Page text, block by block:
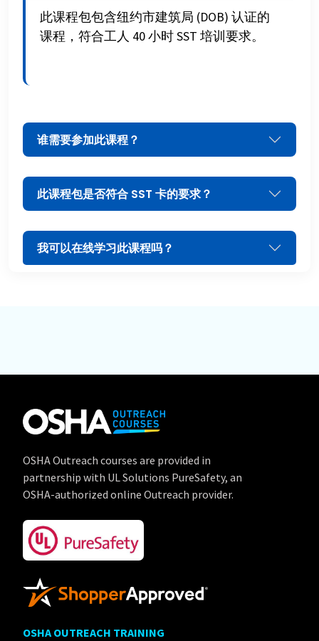
此课程包包含纽约市建筑局 (DOB) 认证的
课程，符合工人 40 小时 SST 培训要求。
谁需要参加此课程？
此课程包是否符合 SST 卡的要求？
我可以在线学习此课程吗？
OSHA Outreach courses are provided in
partnership with UL Solutions PureSafety, an
OSHA-authorized online Outreach provider.
OSHA OUTREACH TRAINING